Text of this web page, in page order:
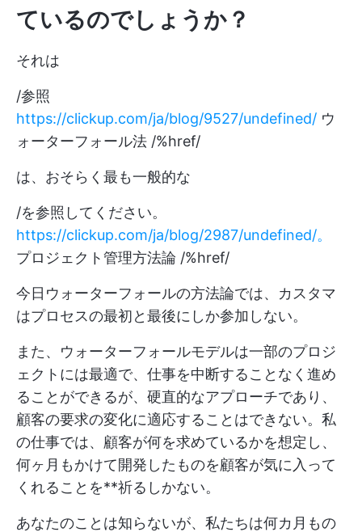
ているのでしょうか？
それは
/参照
https://clickup.com/ja/blog/9527/undefined/ ウ
ォーターフォール法 /%href/
は、おそらく最も一般的な
/を参照してください。
https://clickup.com/ja/blog/2987/undefined/。
プロジェクト管理方法論 /%href/
今日ウォーターフォールの方法論では、カスタマ
はプロセスの最初と最後にしか参加しない。
また、ウォーターフォールモデルは一部のプロジ
ェクトには最適で、仕事を中断することなく進め
ることができるが、硬直的なアプローチであり、
顧客の要求の変化に適応することはできない。私
の仕事では、顧客が何を求めているかを想定し、
何ヶ月もかけて開発したものを顧客が気に入って
くれることを**祈るしかない。
あなたのことは知らないが、私たちは何カ月もの